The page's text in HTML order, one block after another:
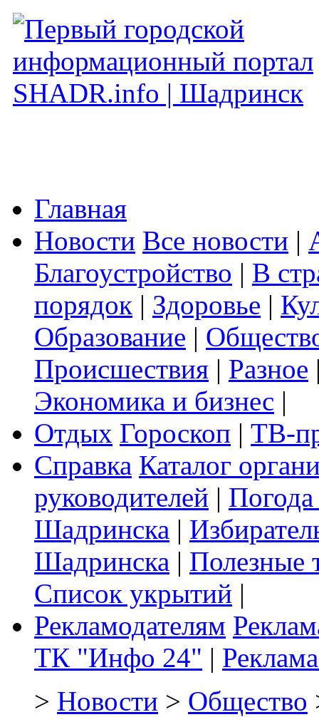
Главная
Новости Все новости |
Благоустройство | В
порядок | Здоровье |
Образование |
Происшествия | Разное
Экономика и бизнес |
Отдых Гороскоп | ТВ-
Справка Каталог
руководителей |
Шадринска |
Шадринска | Полезные
Список укрытий |
Рекламодателям
ТК "Инфо 24" |
> Новости > Общество